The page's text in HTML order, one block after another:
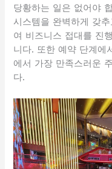
당황하는 일은 없어야
시스템을 완벽하게 갖
여 비즈니스 접대를 진
니다. 또한 예약 단계에
에서 가장 만족스러운
다.